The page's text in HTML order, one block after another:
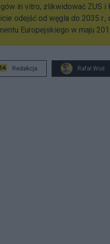
in vitro, zlikwidować ZUS i
odejść od węgla do 2035
Europejskiego w maju
Redakcja Rafał Woś